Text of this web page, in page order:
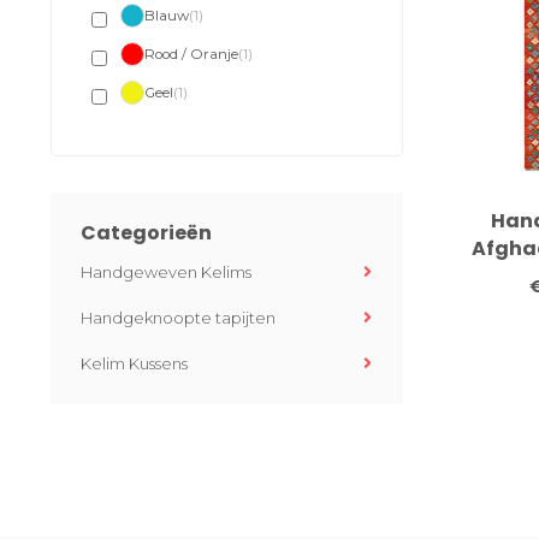
Blauw(1)
Rood / Oranje(1)
Geel(1)
Categorieën
Handgeweven Kelims
Handgeknoopte tapijten
Kelim Kussens